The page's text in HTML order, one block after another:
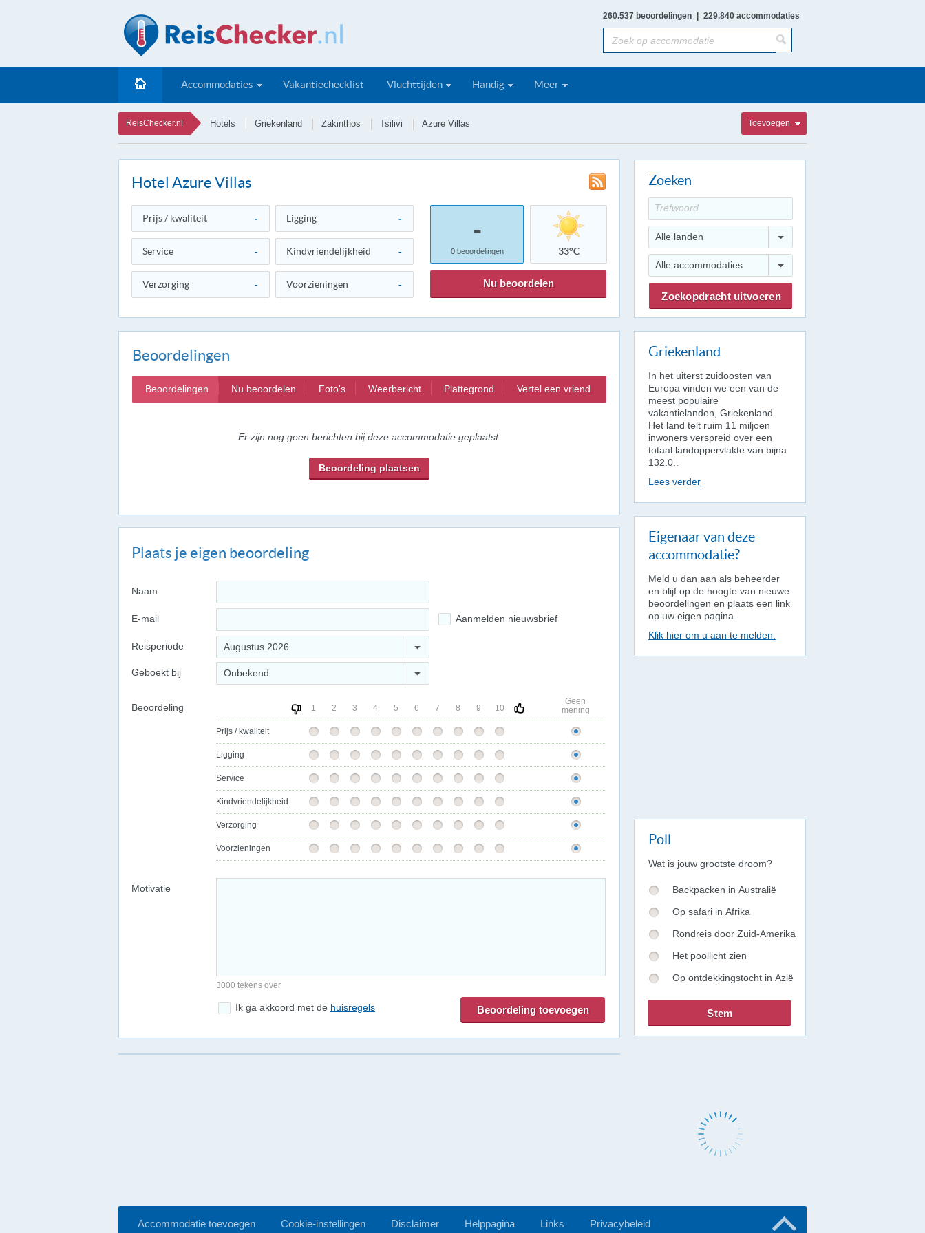
260.537 beoordelingen 229.840 accommodaties
Accommodaties Vakantiechecklist Vluchttijden Handig Meer
ReisChecker.nl Hotels Griekenland Zakinthos Tsilivi Azure Villas Toevoegen
Hotel Azure Villas
Prijs / kwaliteit - Ligging -
Service - Kindvriendelijkheid -
Verzorging - Voorzieningen -
-
0beoordelingen 33°C
Nu beoordelen
Beoordelingen
Beoordelingen Nu beoordelen Foto's Weerbericht Plattegrond Vertel een vriend
Er zijn nog geen berichten bij deze accommodatie geplaatst.
Beoordeling plaatsen
Plaats je eigen beoordeling
Naam
E-mail Aanmelden nieuwsbrief
Reisperiode Augustus 2026
Geboekt bij Onbekend
Beoordeling 1 2 3 4 5 6 7 8 9 10
Geen
mening
Prijs / kwaliteit
Ligging
Service
Kindvriendelijkheid
Verzorging
Voorzieningen
Motivatie
3000 tekens over
Ik ga akkoord met de huisregels
Zoeken
Alle landen
Alle accommodaties
Griekenland
In het uiterst zuidoosten van
Europa vinden we een van de
meest populaire
vakantielanden, Griekenland.
Het land telt ruim 11 miljoen
inwoners verspreid over een
totaal landoppervlakte van bijna
132.0..
Lees verder
Eigenaar van deze
accommodatie?
Meld u dan aan als beheerder
en blijf op de hoogte van nieuwe
beoordelingen en plaats een link
op uw eigen pagina.
Klik hier om u aan te melden.
Poll
Wat is jouw grootste droom?
Backpacken in Australië
Op safari in Afrika
Rondreis door Zuid-Amerika
Het poollicht zien
Op ontdekkingstocht in Azië
Accommodatie toevoegen Cookie-instellingen Disclaimer Helppagina Links Privacybeleid